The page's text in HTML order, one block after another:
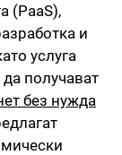
(PaaS),
и
услуга
получават
без нужда